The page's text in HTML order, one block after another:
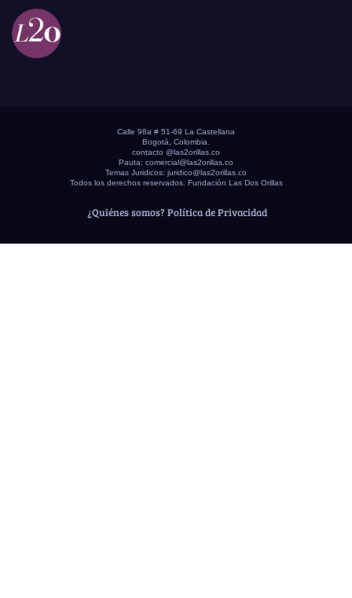
Calle 98a # 51-69 La Castellana
Bogotá, Colombia.
contacto @las2orillas.co
Pauta: comercial@las2orillas.co
Temas Juridicos: juridico@las2orillas.co
Todos los derechos reservados. Fundación Las Dos Orillas
¿Quiénes somos? Política de Privacidad